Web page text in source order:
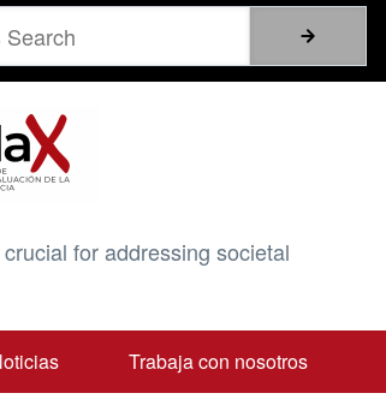
for addressing societal
Trabaja con nosotros